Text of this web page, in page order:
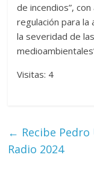
de incendios”,
regulación para la
la severidad de
Visitas: 4
← Recibe
Radio 2024